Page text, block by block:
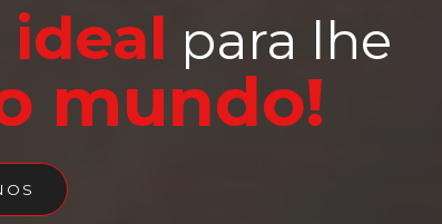
ideal para lhe
mundo!